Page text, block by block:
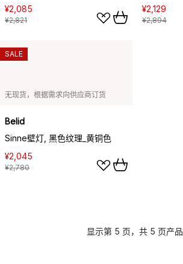
¥2,085
¥2,821
¥2,129
¥2,894
无现货，根据需求向供应商订货
Belid
Sinne壁灯, 黑色纹理_黄铜色
¥2,045
¥2,780
SALE
显示第 5 页，共 5 页产品